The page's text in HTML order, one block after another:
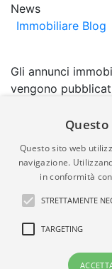
News
Immobiliare Blog
Gli annunci
vengono
comporta
garanzia da
quindi non è
correttezza, della
materia di
suddetti annunci.
© Copyright
Questo sito web
navigazione.
in conformità
STRETTAMENTE
TARGETING